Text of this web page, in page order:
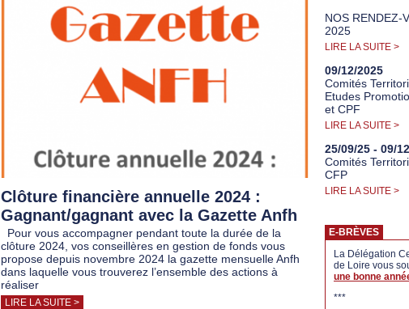
Clôture financière annuelle 2024 :
Gagnant/gagnant avec la Gazette Anfh
Pour vous accompagner pendant toute la durée de la
clôture 2024, vos conseillères en gestion de fonds vous
propose depuis novembre 2024 la gazette mensuelle Anfh
dans laquelle vous trouverez l’ensemble des actions à
réaliser
LIRE LA SUITE >
NOS RENDEZ-
2025
LIRE LA SUITE >
09/12/2025
Comités
Etudes
et CPF
LIRE LA SUITE >
25/09/25 - 09/
Comités
CFP
LIRE LA SUITE >
E-BRÈVES
La Délégation
de Loire vous
une bonne
***